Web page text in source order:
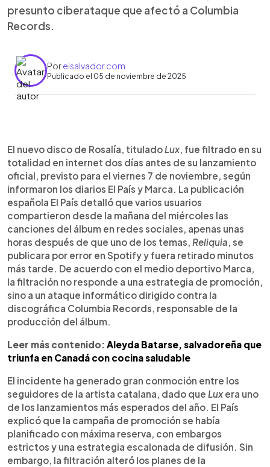
presunto ciberataque que afectó a Columbia
Records.
Porelsalvador.com
Publicado el 05 de noviembre de 2025
Escuchar artículo
El nuevo disco de Rosalía, Lux, se filtró completo
en internet dos días antes de su lanzamiento
oficial, previsto para el 7 de noviembre, según
informaron El País y Marca. La filtración, atribuida a
un ataque informático contra Columbia Records,
ocurrió tras la publicación accidental de la canción
Reliquia en Spotify. Pese al incidente, la agenda
promocional de la artista se mantiene, incluyendo
su actuación en LOS40 Music Awards en Valencia.
Lux marca una nueva etapa para Rosalía, con
colaboraciones internacionales y una propuesta
más electrónica. Se han iniciado las
investigaciones sobre el origen del ciberataque y
la difusión no autorizada del material.
El nuevo disco de Rosalía, tituladoLux, fue filtrado en su
totalidad en internet dos días antes de su lanzamiento
oficial, previsto para el viernes 7 de noviembre, según
informaron los diarios El País y Marca. La publicación
española El País detalló que varios usuarios
compartieron desde la mañana del miércoles las
canciones del álbum en redes sociales, apenas unas
horas después de que uno de los temas, Reliquia, se
publicara por error en Spotify y fuera retirado minutos
más tarde. De acuerdo con el medio deportivo Marca,
la filtración no responde a una estrategia de promoción,
sino a un ataque informático dirigido contra la
discográfica Columbia Records, responsable de la
producción del álbum.
Leer más contenido: Aleyda Batarse, salvadoreña que
triunfa en Canadá con cocina saludable
El incidente ha generado gran conmoción entre los
seguidores de la artista catalana, dado que Luxera uno
de los lanzamientos más esperados del año. El País
explicó que la campaña de promoción se había
planificado con máxima reserva, con embargos
estrictos y una estrategia escalonada de difusión. Sin
embargo, la filtración alteró los planes de la